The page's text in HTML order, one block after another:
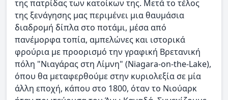
της πατρίδας των κατοίκων της. Μετά το τέλος
της ξενάγησης μας περιμένει μια θαυμάσια
διαδρομή δίπλα στο ποτάμι, μέσα από
πανέμορφα τοπία, αμπελώνες και ιστορικά
φρούρια με προορισμό την γραφική Βρετανική
πόλη "Νιαγάρας στη Λίμνη" (Niagara-on-the-Lake),
όπου θα μεταφερθούμε στην κυριολεξία σε μία
άλλη εποχή, κάπου στο 1800, όταν το Νιούαρκ